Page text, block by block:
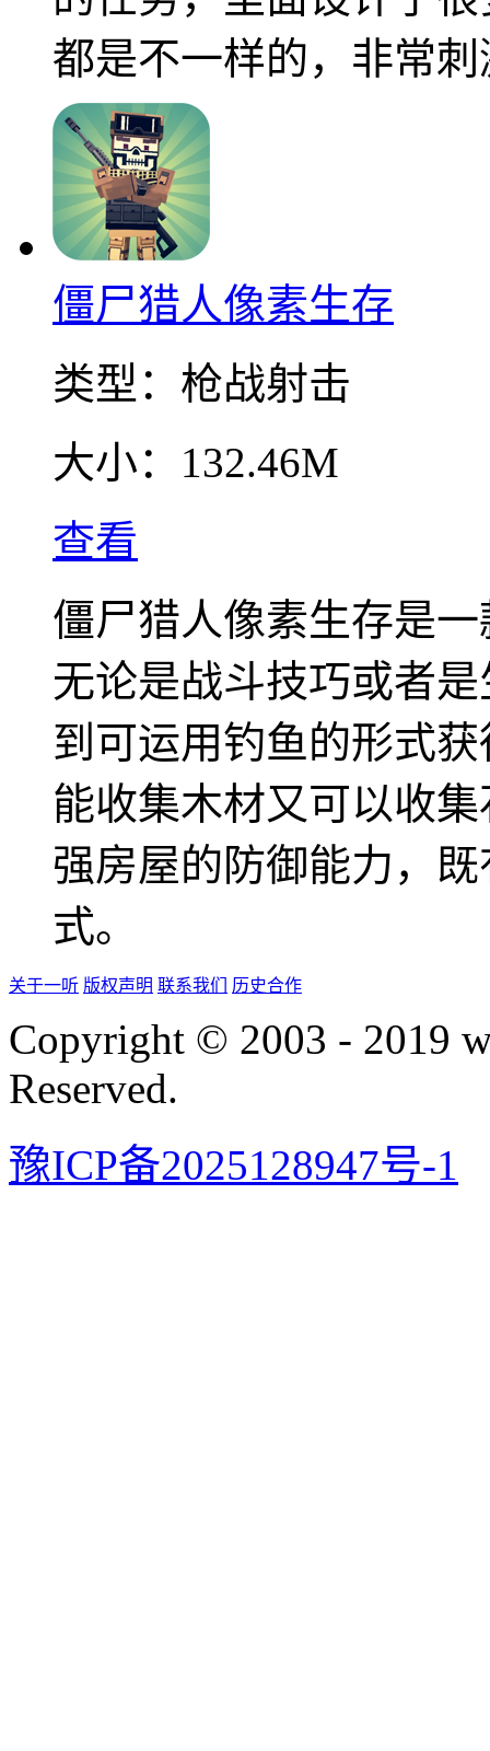
都是不一样的，非常刺
僵尸猎人像素生存
类型： 枪战射击
大小： 132.46M
查看
僵尸猎人像素生存是
无论是战斗技巧或者
到可运用钓鱼的形式
能收集木材又可以收
强房屋的防御能力，
式。
关于一听 版权声明 联系我们 历史合作
Copyright © 2003 - 2019
Reserved.
豫ICP备2025128947号-1